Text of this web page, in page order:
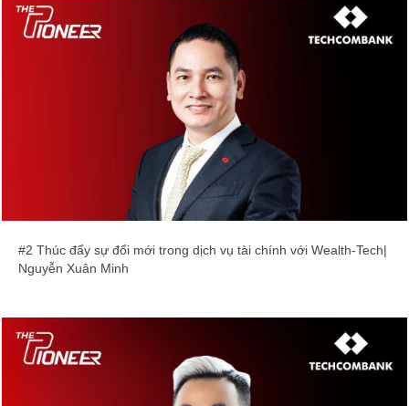
#2 Thúc đẩy sự đổi mới trong dịch vụ tài chính với Wealth-Tech|
Nguyễn Xuân Minh